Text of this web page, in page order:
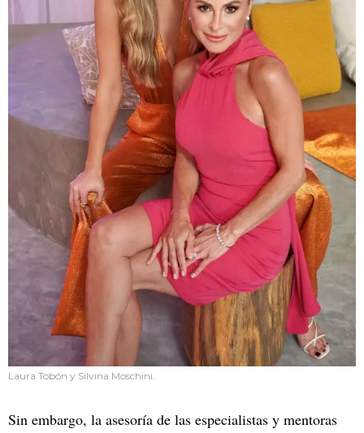
Laura Tobón y Silvina Moschini.
Sin embargo, la asesoría de las especialistas y mentoras